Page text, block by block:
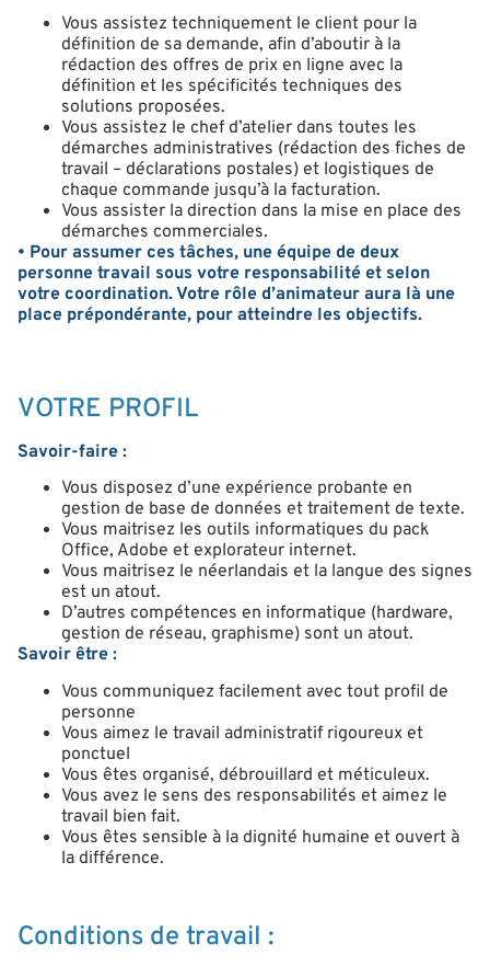
Vous assistez techniquement le client pour la
définition de sa demande, afin d’aboutir à la
rédaction des offres de prix en ligne avec la
définition et les spécificités techniques des
solutions proposées.
Vous assistez le chef d’atelier dans toutes les
démarches administratives (rédaction des fiches de
travail – déclarations postales) et logistiques de
chaque commande jusqu’à la facturation.
Vous assister la direction dans la mise en place des
démarches commerciales.
• Pour assumer ces tâches, une équipe de deux
personne travail sous votre responsabilité et selon
votre coordination. Votre rôle d’animateur aura là une
place prépondérante, pour atteindre les objectifs.
VOTRE PROFIL
Savoir-faire :
Vous disposez d’une expérience probante en
gestion de base de données et traitement de texte.
Vous maitrisez les outils informatiques du pack
Office, Adobe et explorateur internet.
Vous maitrisez le néerlandais et la langue des signes
est un atout.
D’autres compétences en informatique (hardware,
gestion de réseau, graphisme) sont un atout.
Savoir être :
Vous communiquez facilement avec tout profil de
personne
Vous aimez le travail administratif rigoureux et
ponctuel
Vous êtes organisé, débrouillard et méticuleux.
Vous avez le sens des responsabilités et aimez le
travail bien fait.
Vous êtes sensible à la dignité humaine et ouvert à
la différence.
Conditions de travail :